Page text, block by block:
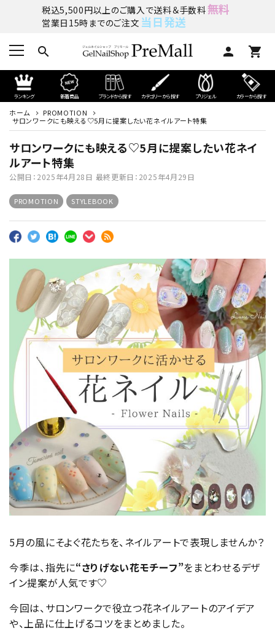
税込5,500円以上のご購入で送料＆手数料無料
営業日15時までのご注文 当日発送
search person shopping_cart
ランキング 新着商品 ブランドから探す カテゴリーから探す プリジェル カラーから探す
ホーム
PROMOTION
サロンワークにも映える♡5月に提案したい花ネイルアート特集
サロンワークにも映える♡5月に提案したい花ネイ
ルアート特集
公開日： 2025年4月28日 最終更新日： 2025年4月29日
PROMOTION STYLEBOOK
5月の風にそよぐ花たちを、ネイルアートで表現しませんか？
今季は、指先に“さりげない花モチーフ”をまとわせるデザ
イン提案が人気です♡
今回は、サロンワークで役立つ花ネイルアートのアイデア
や、上品に仕上げるコツをまとめました。